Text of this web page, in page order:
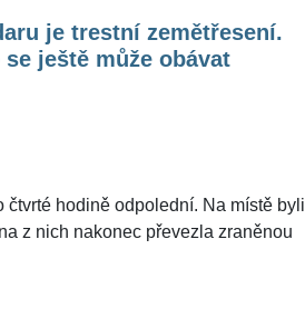
je trestní zemětřesení.
ještě může obávat
hodině odpolední. Na místě byli
z nich nakonec převezla zraněnou